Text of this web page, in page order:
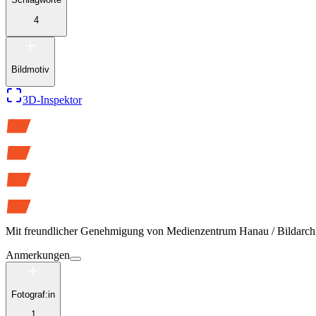
4
Bildmotiv
3D-Inspektor
Mit freundlicher Genehmigung von Medienzentrum Hanau /
Anmerkungen
Fotograf:in